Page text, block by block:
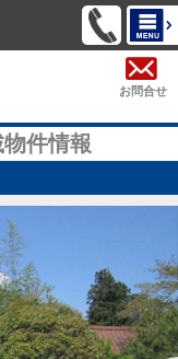
お問合せ
件情報